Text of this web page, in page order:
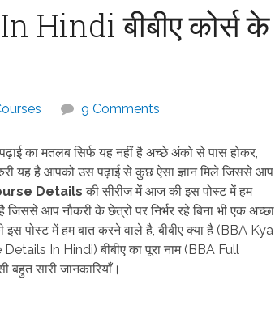
Hindi बीबीए कोर्स के
9 Comments
पढ़ाई का मतलब सिर्फ यह नहीं है अच्छे अंको से पास होकर,
यह है आपको उस पढ़ाई से कुछ ऐसा ज्ञान मिले जिससे आप
Details की सीरीज में आज की इस पोस्ट में हम
आप नौकरी के छेत्रो पर निर्भर रहे बिना भी एक अच्छा
पोस्ट में हम बात करने वाले है, बीबीए क्या है (BBA Kya
Details In Hindi) बीबीए का पूरा नाम (BBA Full
सारी जानकारियाँ।